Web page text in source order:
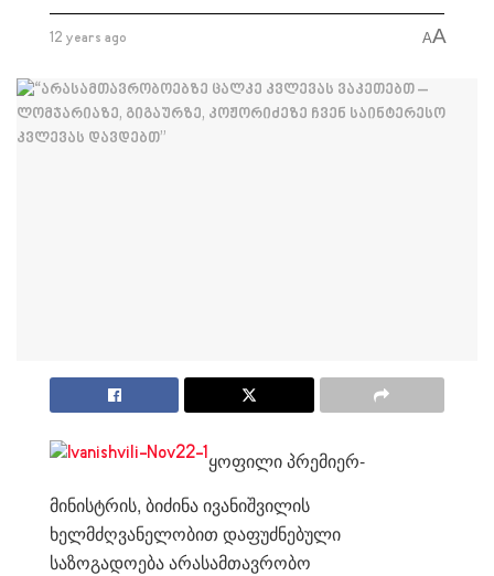
12 years ago AA
ყოფილი პრემიერ-
მინისტრის, ბიძინა ივანიშვილის
ხელმძღვანელობით დაფუძნებული
საზოგადოება არასამთავრობო